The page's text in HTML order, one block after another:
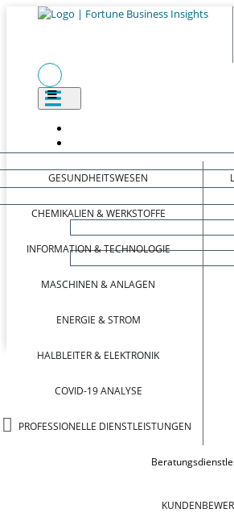
GESUNDHEITSWESEN
CHEMIKALIEN & WERKSTOFFE
INFORMATION & TECHNOLOGIE
MASCHINEN & ANLAGEN
ENERGIE & STROM
HALBLEITER & ELEKTRONIK
COVID-19 ANALYSE
PROFESSIONELLE DIENSTLEISTUNGEN